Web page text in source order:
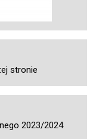
stronie
2023/2024